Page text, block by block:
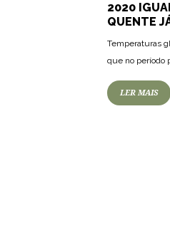
2020
QUENTE
Temperaturas
que no período
LER MAIS